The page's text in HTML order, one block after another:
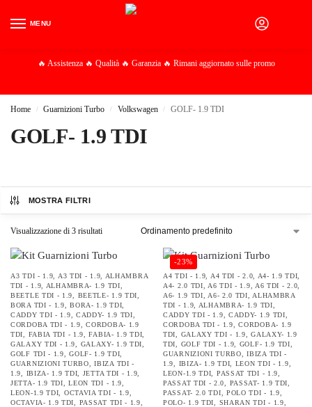
MENU
🔥 Assistenza 🔥 Qualità 🔥 Garanzia 🔥 Rimani aggiornato sulle promo
Home / Guarnizioni Turbo / Volkswagen / GOLF- 1.9 TDI
GOLF- 1.9 TDI
MOSTRA FILTRI
Visualizzazione di 3 risultati
A3 TDI - 1.9 A3 TDI - 1.9
ALHAMBRA
TDI - 1.9
ALHAMBRA- 1.9 TDI
BEETLE TDI - 1.9
BEETLE- 1.9 TDI
BORA TDI - 1.9 ,BORA- 1.9 TDI
CADDY TDI - 1.9
CADDY- 1.9 TDI
CORDOBA TDI - 1.9 ,CORDOBA- 1.9
TDI
FABIA TDI - 1.9 ,FABIA- 1.9 TDI
GALAXY TDI - 1.9
GALAXY- 1.9 TDI
GOLF TDI - 1.9 ,GOLF- 1.9 TDI
GUARNIZIONI TURBO ,IBIZA TDI -
1.9
IBIZA- 1.9 TDI JETTA TDI - 1.9
JETTA- 1.9 TDI ,LEON TDI - 1.9
LEON-1.9 TDI
OCTAVIA TDI - 1.9
OCTAVIA- 1.9 TDI
PASSAT TDI - 1.9
-23%
A4 TDI - 1.9 A4 TDI - 2.0 A4- 1.9 TDI
A4- 2.0 TDI
A6 TDI - 1.9 A6 TDI - 2.0
A6- 1.9 TDI
A6- 2.0 TDI
ALHAMBRA
TDI - 1.9
ALHAMBRA- 1.9 TDI
CADDY TDI - 1.9
CADDY- 1.9 TDI
CORDOBA TDI - 1.9 ,CORDOBA- 1.9
TDI
GALAXY TDI - 1.9 ,GALAXY- 1.9
TDI
GOLF TDI - 1.9 GOLF- 1.9 TDI
GUARNIZIONI TURBO ,IBIZA TDI -
1.9
IBIZA- 1.9 TDI LEON TDI - 1.9
LEON-1.9 TDI
PASSAT TDI - 1.9
PASSAT TDI - 2.0
PASSAT- 1.9 TDI
PASSAT- 2.0 TDI
POLO TDI - 1.9
POLO- 1.9 TDI
SHARAN TDI - 1.9